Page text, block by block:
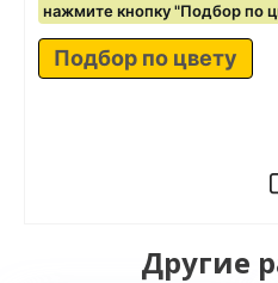
нажмите кнопку "Подбор по
Подбор по цвету
Другие